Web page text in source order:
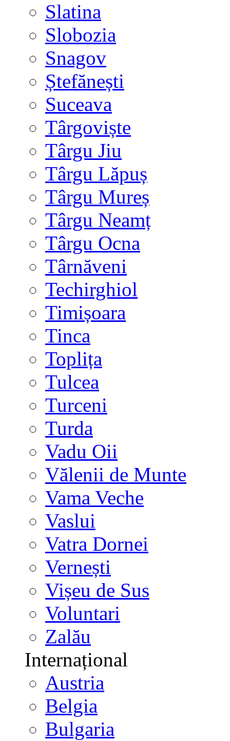
Slatina
Slobozia
Snagov
Ștefănești
Suceava
Târgoviște
Târgu Jiu
Târgu Lăpuș
Târgu Mureș
Târgu Neamț
Târgu Ocna
Târnăveni
Techirghiol
Timișoara
Tinca
Toplița
Tulcea
Turceni
Turda
Vadu Oii
Vălenii de Munte
Vama Veche
Vaslui
Vatra Dornei
Vernești
Vișeu de Sus
Voluntari
Zalău
Internațional
Austria
Belgia
Bulgaria